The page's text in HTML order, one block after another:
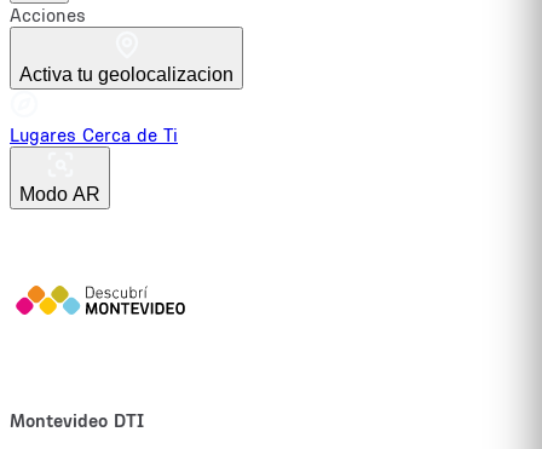
Acciones
Activa tu geolocalizacion
Lugares Cerca de Ti
Modo AR
Montevideo DTI